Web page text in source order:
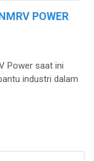
POWER
saat ini
industri dalam